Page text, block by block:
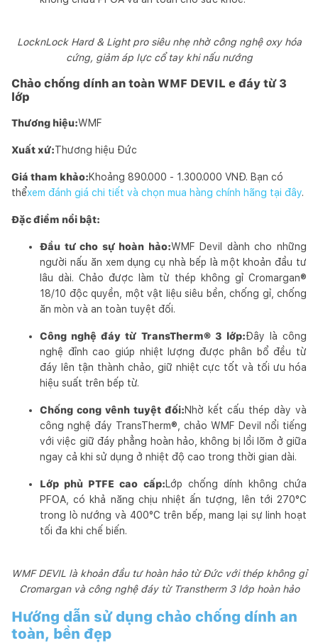
LocknLock Hard & Light pro siêu nhẹ nhờ công nghệ oxy hóa
cứng, giảm áp lực cổ tay khi nấu nướng
Chảo chống dính an toàn WMF DEVIL e đáy từ 3
lớp
Thương hiệu:WMF
Xuất xứ:Thương hiệu Đức
Giá tham khảo:Khoảng 890.000 - 1.300.000 VNĐ. Bạn có
thểxem đánh giá chi tiết và chọn mua hàng chính hãng tại đây.
Đặc điểm nổi bật:
Đầu tư cho sự hoàn hảo:WMF Devil dành cho những
người nấu ăn xem dụng cụ nhà bếp là một khoản đầu tư
lâu dài. Chảo được làm từ thép không gỉ Cromargan®
18/10 độc quyền, một vật liệu siêu bền, chống gỉ, chống
ăn mòn và an toàn tuyệt đối.
Công nghệ đáy từ TransTherm® 3 lớp:Đây là công
nghệ đỉnh cao giúp nhiệt lượng được phân bổ đều từ
đáy lên tận thành chảo, giữ nhiệt cực tốt và tối ưu hóa
hiệu suất trên bếp từ.
Chống cong vênh tuyệt đối:Nhờ kết cấu thép dày và
công nghệ đáy TransTherm®, chảo WMF Devil nổi tiếng
với việc giữ đáy phẳng hoàn hảo, không bị lồi lõm ở giữa
ngay cả khi sử dụng ở nhiệt độ cao trong thời gian dài.
Lớp phủ PTFE cao cấp:Lớp chống dính không chứa
PFOA, có khả năng chịu nhiệt ấn tượng, lên tới 270°C
trong lò nướng và 400°C trên bếp, mang lại sự linh hoạt
tối đa khi chế biến.
WMF DEVIL là khoản đầu tư hoàn hảo từ Đức với thép không gỉ
Cromargan và công nghệ đáy từ Transtherm 3 lớp hoàn hảo
Hướng dẫn sử dụng chảo chống dính an
toàn, bền đẹp